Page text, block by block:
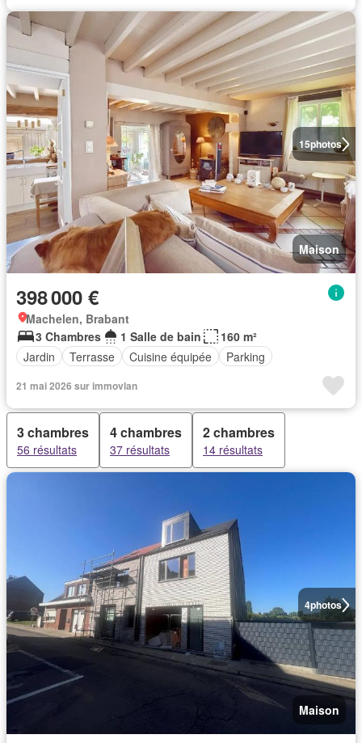
15photos
Maison
398 000 €
Machelen, Brabant
3 Chambres
1 Salle de bain
160 m²
Jardin
Terrasse Cuisine équipée Parking
21 mai 2026 sur immovlan
3 chambres
56 résultats
4 chambres
37 résultats
2 chambres
14 résultats
4photos
Maison